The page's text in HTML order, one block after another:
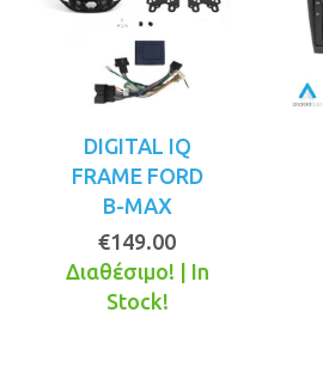
DIGITAL IQ
FRAME FORD
B-MAX
€149.00
Διαθέσιμο! | In
Stock!